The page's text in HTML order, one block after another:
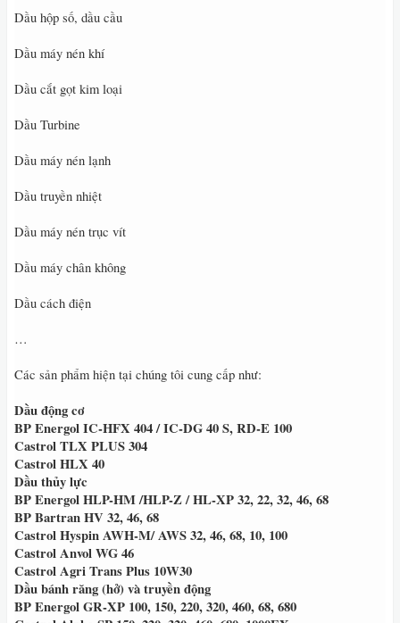
Dầu hộp số, dầu cầu
Dầu máy nén khí
Dầu cắt gọt kim loại
Dầu Turbine
Dầu máy nén lạnh
Dầu truyền nhiệt
Dầu máy nén trục vít
Dầu máy chân không
Dầu cách điện
…
Các sản phẩm hiện tại chúng tôi cung cấp như:
Dầu động cơ
BP Energol IC-HFX 404 / IC-DG 40 S, RD-E 100
Castrol TLX PLUS 304
Castrol HLX 40
Dầu thủy lực
BP Energol HLP-HM /HLP-Z / HL-XP 32, 22, 32, 46, 68
BP Bartran HV 32, 46, 68
Castrol Hyspin AWH-M/ AWS 32, 46, 68, 10, 100
Castrol Anvol WG 46
Castrol Agri Trans Plus 10W30
Dầu bánh răng (hở) và truyền động
BP Energol GR-XP 100, 150, 220, 320, 460, 68, 680